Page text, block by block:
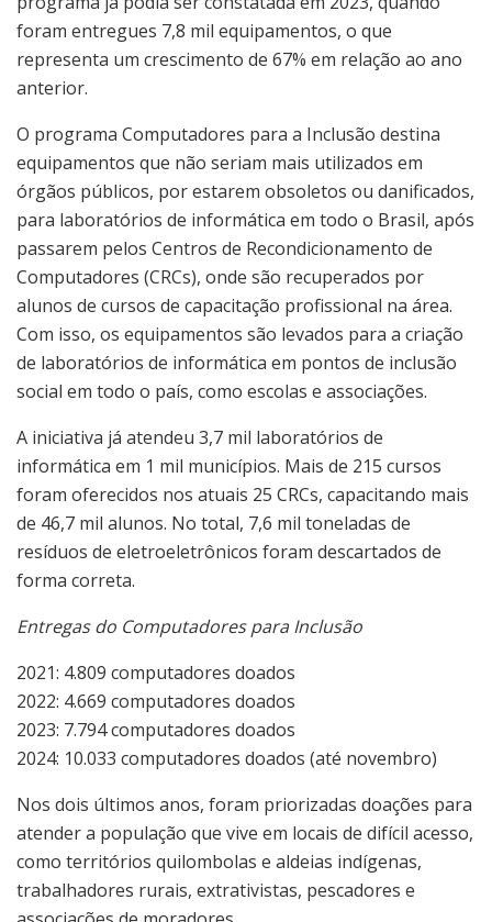
foram entregues 7,8 mil equipamentos, o que
representa um crescimento de 67% em relação ao ano
anterior.
O programa Computadores para a Inclusão destina
equipamentos que não seriam mais utilizados em
órgãos públicos, por estarem obsoletos ou danificados,
para laboratórios de informática em todo o Brasil, após
passarem pelos Centros de Recondicionamento de
Computadores (CRCs), onde são recuperados por
alunos de cursos de capacitação profissional na área.
Com isso, os equipamentos são levados para a criação
de laboratórios de informática em pontos de inclusão
social em todo o país, como escolas e associações.
A iniciativa já atendeu 3,7 mil laboratórios de
informática em 1 mil municípios. Mais de 215 cursos
foram oferecidos nos atuais 25 CRCs, capacitando mais
de 46,7 mil alunos. No total, 7,6 mil toneladas de
resíduos de eletroeletrônicos foram descartados de
forma correta.
Entregas do Computadores para Inclusão
2021: 4.809 computadores doados
2022: 4.669 computadores doados
2023: 7.794 computadores doados
2024: 10.033 computadores doados (até novembro)
Nos dois últimos anos, foram priorizadas doações para
atender a população que vive em locais de difícil acesso,
como territórios quilombolas e aldeias indígenas,
trabalhadores rurais, extrativistas, pescadores e